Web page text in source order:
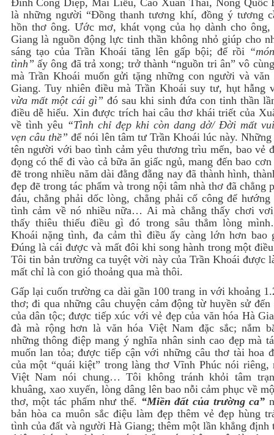
Đinh Công Diệp, Mai Liễu, Cao Xuân Thái, Nông
là những người “Đồng thanh tương khí, đồng ý tương
hồn thơ ông. Ước mơ, khát vọng của họ dành cho ông,
Giang là nguồn động lực tinh thần không nhỏ giúp cho
sáng tạo của Trần Khoái tăng lên gấp bội; để rồi
tình” ấy ông đã trả xong; trở thành “nguồn tri ân” vô
mà Trần Khoái muốn gửi tặng những con người và văn
Giang. Tuy nhiên điều mà Trần Khoái suy tư, hụt hẫng
vừa mất một cái gì” đó sau khi sinh đứa con tinh thần
điều dễ hiểu. Xin được trích hai câu thơ khái triết của
về tình yêu “Tình chỉ đẹp khi còn dang dở/ Đời mất
vẹn câu thề” để nói lên tâm tư Trần Khoái lúc này. Những
tên người với bao tình cảm yêu thương trìu mến, bao vẻ
đọng có thể đi vào cả bữa ăn giấc ngủ, mang đến bao cơn
đẽ trong nhiều năm dài đằng đẵng nay đã thành hình,
đẹp đẽ trong tác phẩm và trong nội tâm nhà thơ đã chẳng
đáu, chẳng phải dốc lòng, chẳng phải cố công để
tình cảm về nó nhiều nữa… Ai mà chẳng thấy chơi
thấy thiêu thiếu điều gì đó trong sâu thẳm lòng
Khoái nặng tình, đa cảm thì điều ấy càng lớn hơn bao
Đúng là cái được và mất đôi khi song hành trong một
Tôi tin bản trường ca tuyệt vời này của Trần Khoái được
mất chỉ là con gió thoảng qua mà thôi.
Gấp lại cuốn trường ca dài gần 100 trang in với khoảng
thơ; đi qua những câu chuyện cảm động từ huyền sử đến
của dân tộc; được tiếp xúc với vẻ đẹp của văn hóa Hà
đà mà rộng hơn là văn hóa Việt Nam đặc sắc; nắm
những thông điệp mang ý nghĩa nhân sinh cao đẹp mà
muốn lan tỏa; được tiếp cận với những câu thơ tài hoa
của một “quái kiệt” trong làng thơ Vĩnh Phúc nói riêng,
Việt Nam nói chung… Tôi không tránh khỏi tâm
khuâng, xao xuyến, lòng dâng lên bao nỗi cảm phục về
thơ, một tác phẩm như thế. “Miền đất của trường ca”
bản hòa ca muôn sắc điệu làm đẹp thêm vẻ đẹp hùng
tình của đất và người Hà Giang; thêm một lần khẳng định